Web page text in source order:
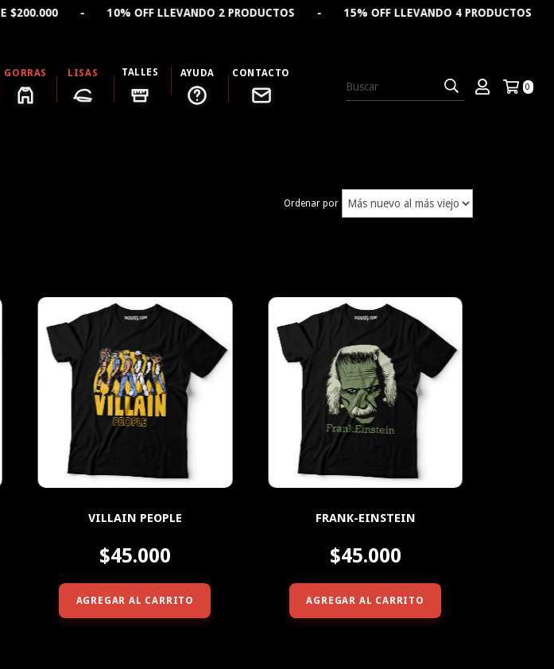
2 PRODUCTOS - 15% OFF LLEVANDO 4 PRODUCTOS - 🔥 CREÁ TU REMERA
GORRAS LISAS TALLES AYUDA CONTACTO
0
Ordenar por
VILLAIN PEOPLE
$45.000
AGREGAR AL CARRITO
FRANK-EINSTEIN
$45.000
AGREGAR AL CARRITO